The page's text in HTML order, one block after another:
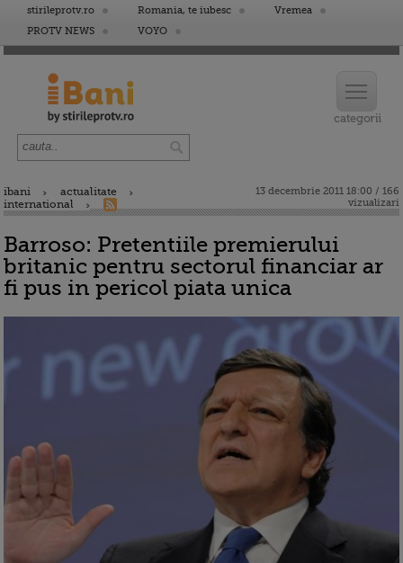
stirileprotv.ro Romania, te iubesc
Vremea
PROTV NEWS
VOYO
ibani
actualitate
international
13 decembrie 2011 18:00 / 166
vizualizari
Barroso: Pretentiile premierului
britanic pentru sectorul financiar ar
fi pus in pericol piata unica